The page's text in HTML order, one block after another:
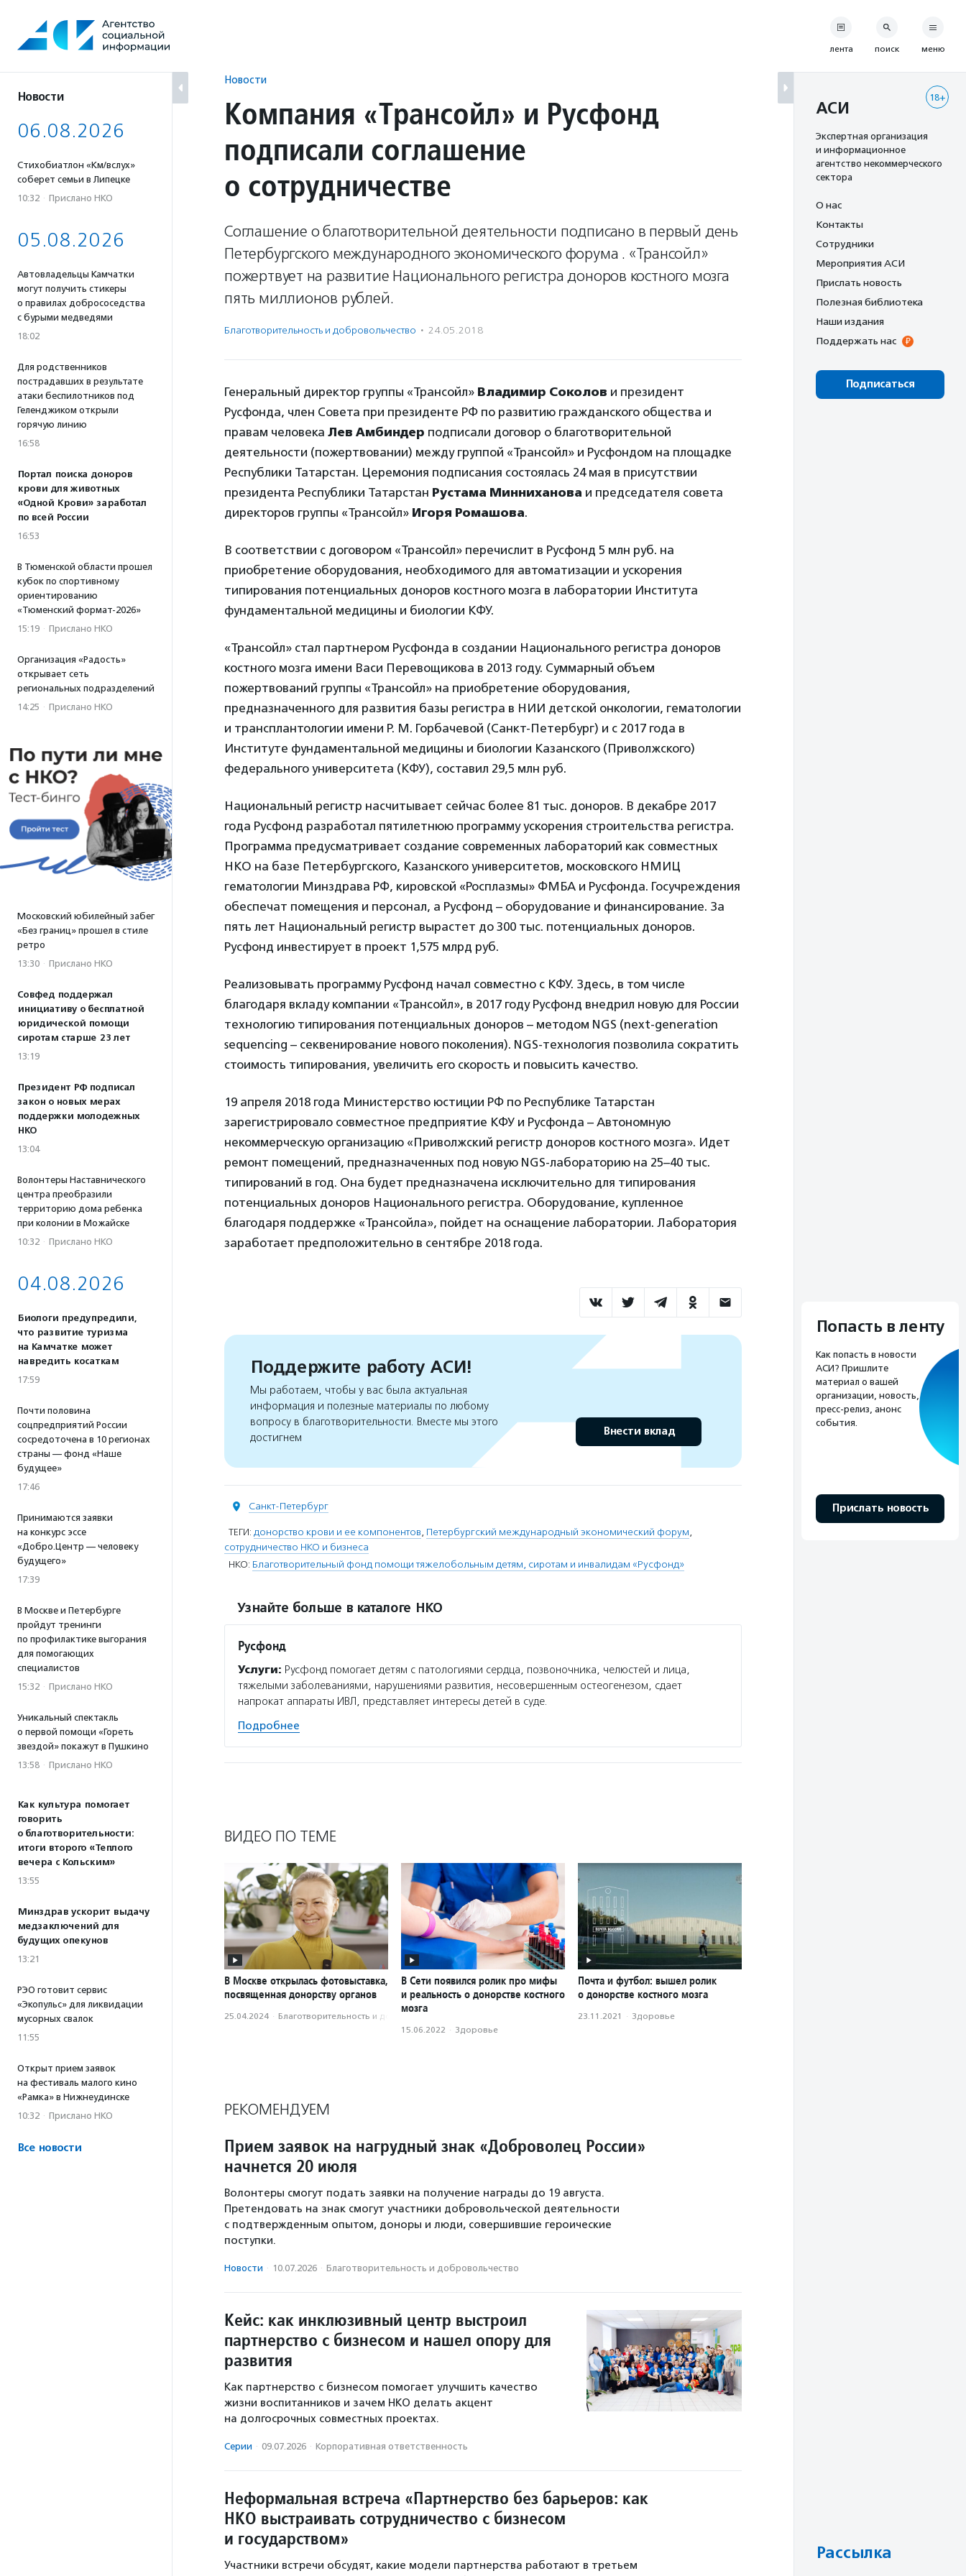
содержанию
Новости
06.08.2026
Стихобиатлон «Км/вслух»
соберет семьи в Липецке
10:32 · Прислано НКО
05.08.2026
Автовладельцы Камчатки
могут получить стикеры
о правилах добрососедства
с бурыми медведями
18:02
Для родственников
пострадавших в результате
атаки беспилотников под
Геленджиком открыли
горячую линию
16:58
Портал поиска доноров
крови для животных
«Одной Крови» заработал
по всей России
16:53
В Тюменской области прошел
кубок по спортивному
ориентированию
«Тюменский формат-2026»
15:19 · Прислано НКО
Организация «Радость»
открывает сеть
региональных подразделений
14:25 · Прислано НКО
Московский юбилейный забег
«Без границ» прошел в стиле
ретро
13:30 · Прислано НКО
Совфед поддержал
инициативу о бесплатной
юридической помощи
сиротам старше 23 лет
13:19
Президент РФ подписал
закон о новых мерах
поддержки молодежных
НКО
13:04
Волонтеры Наставнического
центра преобразили
территорию дома ребенка
при колонии в Можайске
10:32 · Прислано НКО
04.08.2026
Биологи предупредили,
что развитие туризма
на Камчатке может
навредить косаткам
17:59
Почти половина
соцпредприятий России
сосредоточена в 10 регионах
страны — фонд «Наше
будущее»
17:46
Принимаются заявки
на конкурс эссе
«Добро.Центр — человеку
будущего»
17:39
В Москве и Петербурге
пройдут тренинги
по профилактике выгорания
для помогающих
специалистов
15:32 · Прислано НКО
Уникальный спектакль
о первой помощи «Гореть
звездой» покажут в Пушкино
13:58 · Прислано НКО
Как культура помогает
говорить
о благотворительности:
итоги второго «Теплого
вечера с Кольским»
13:55
Минздрав ускорит выдачу
медзаключений для
будущих опекунов
13:21
РЭО готовит сервис
«Экопульс» для ликвидации
мусорных свалок
11:55
Открыт прием заявок
на фестиваль малого кино
«Рамка» в Нижнеудинске
10:32 · Прислано НКО
Все новости
Новости
Компания «Трансойл» и Русфонд
подписали соглашение
о сотрудничестве
Соглашение о благотворительной деятельности подписано в первый день
Петербургского международного экономического форума . «Трансойл»
пожертвует на развитие Национального регистра доноров костного мозга
пять миллионов рублей.
Благотвори­тель­ность и доброволь­чест­во · 24.05.2018
Генеральный директор группы «Трансойл» Владимир Соколов и президент
Русфонда, член Совета при президенте РФ по развитию гражданского общества и
правам человека Лев Амбиндер подписали договор о благотворительной
деятельности (пожертвовании) между группой «Трансойл» и Русфондом на площадке
Республики Татарстан. Церемония подписания состоялась 24 мая в присутствии
президента Республики Татарстан Рустама Минниханова и председателя совета
директоров группы «Трансойл» Игоря Ромашова.
В соответствии с договором «Трансойл» перечислит в Русфонд 5 млн руб. на
приобретение оборудования, необходимого для автоматизации и ускорения
типирования потенциальных доноров костного мозга в лаборатории Института
фундаментальной медицины и биологии КФУ.
«Трансойл» стал партнером Русфонда в создании Национального регистра доноров
костного мозга имени Васи Перевощикова в 2013 году. Суммарный объем
пожертвований группы «Трансойл» на приобретение оборудования,
предназначенного для развития базы регистра в НИИ детской онкологии, гематологии
и трансплантологии имени Р. М. Горбачевой (Санкт-Петербург) и с 2017 года в
Институте фундаментальной медицины и биологии Казанского (Приволжского)
федерального университета (КФУ), составил 29,5 млн руб.
Национальный регистр насчитывает сейчас более 81 тыс. доноров. В декабре 2017
года Русфонд разработал пятилетнюю программу ускорения строительства регистра.
Программа предусматривает создание современных лабораторий как совместных
НКО на базе Петербургского, Казанского университетов, московского НМИЦ
гематологии Минздрава РФ, кировской «Росплазмы» ФМБА и Русфонда. Госучреждения
обеспечат помещения и персонал, а Русфонд – оборудование и финансирование. За
пять лет Национальный регистр вырастет до 300 тыс. потенциальных доноров.
Русфонд инвестирует в проект 1,575 млрд руб.
Реализовывать программу Русфонд начал совместно с КФУ. Здесь, в том числе
благодаря вкладу компании «Трансойл», в 2017 году Русфонд внедрил новую для России
технологию типирования потенциальных доноров – методом NGS (next-generation
sequencing – секвенирование нового поколения). NGS-технология позволила сократить
стоимость типирования, увеличить его скорость и повысить качество.
19 апреля 2018 года Министерство юстиции РФ по Республике Татарстан
зарегистрировало совместное предприятие КФУ и Русфонда – Автономную
некоммерческую организацию «Приволжский регистр доноров костного мозга». Идет
ремонт помещений, предназначенных под новую NGS-лабораторию на 25–40 тыс.
типирований в год. Она будет предназначена исключительно для типирования
потенциальных доноров Национального регистра. Оборудование, купленное
благодаря поддержке «Трансойла», пойдет на оснащение лаборатории. Лаборатория
заработает предположительно в сентябре 2018 года.
Поддержите работу АСИ!
Мы работаем, чтобы у вас была актуальная
информация и полезные материалы по любому
вопросу в благотворительности. Вместе мы этого
достигнем
Внести вклад
Санкт-Петербург
ТЕГИ: донорство крови и ее компонентов, Петербургский международный экономический форум,
сотрудничество НКО и бизнеса
НКО: Благотворительный фонд помощи тяжелобольным детям, сиротам и инвалидам «Русфонд»
Узнайте больше в каталоге НКО
Русфонд
Услуги: Русфонд помогает детям с патологиями сердца, позвоночника, челюстей и лица,
тяжелыми заболеваниями, нарушениями развития, несовершенным остеогенезом, сдает
напрокат аппараты ИВЛ, представляет интересы детей в суде.
Подробнее
ВИДЕО ПО ТЕМЕ
В Москве открылась фотовыставка,
посвященная донорству органов
25.04.2024 · Благотвори­тель­ность и доброволь­чест­во
В Сети появился ролик про мифы
и реальность о донорстве костного
мозга
15.06.2022 · Здоровье
Почта и футбол: вышел ролик
о донорстве костного мозга
23.11.2021 · Здоровье
РЕКОМЕНДУЕМ
Прием заявок на нагрудный знак «Доброволец России»
начнется 20 июля
Волонтеры смогут подать заявки на получение награды до 19 августа.
Претендовать на знак смогут участники добровольческой деятельности
с подтвержденным опытом, доноры и люди, совершившие героические
поступки.
Новости · 10.07.2026 · Благотвори­тель­ность и доброволь­чест­во
Кейс: как инклюзивный центр выстроил
партнерство с бизнесом и нашел опору для
развития
Как партнерство с бизнесом помогает улучшить качество
жизни воспитанников и зачем НКО делать акцент
на долгосрочных совместных проектах.
Серии · 09.07.2026 · Корпоративная ответственность
Неформальная встреча «Партнерство без барьеров: как
НКО выстраивать сотрудничество с бизнесом
и государством»
Участники встречи обсудят, какие модели партнерства работают в третьем
лента поиск меню
18+
АСИ
Экспертная организация
и информационное
агентство некоммерческого
сектора
О нас
Контакты
Сотрудники
Мероприятия АСИ
Прислать новость
Полезная библиотека
Наши издания
Поддержать нас
Подписаться
Попасть в ленту
Как попасть в новости
АСИ? Пришлите
материал о вашей
организации, новость,
пресс-релиз, анонс
события.
Прислать новость
Рассылка